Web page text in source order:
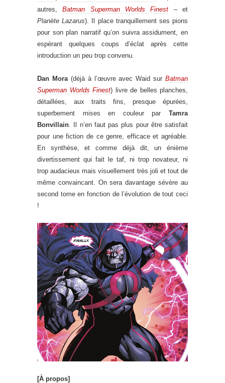
autres,Batman Superman Worlds Finest – et
Planète Lazarus). Il place tranquillement ses pions
pour son plan narratif qu’on suivra assidument, en
espérant quelques coups d’éclat après cette
introduction un peu trop convenu.
Dan Mora(déjà à l’œuvre avec Waid sur Batman
Superman Worlds Finest) livre de belles planches,
détaillées, aux traits fins, presque épurées,
superbement mises en couleur par Tamra
Bonvillain . Il n’en faut pas plus pour être satisfait
pour une fiction de ce genre, efficace et agréable.
En synthèse, et comme déjà dit, un énième
divertissement qui fait le taf, ni trop novateur, ni
trop audacieux mais visuellement très joli et tout de
même convaincant. On sera davantage sévère au
second tome en fonction de l’évolution de tout ceci
!
[À propos]